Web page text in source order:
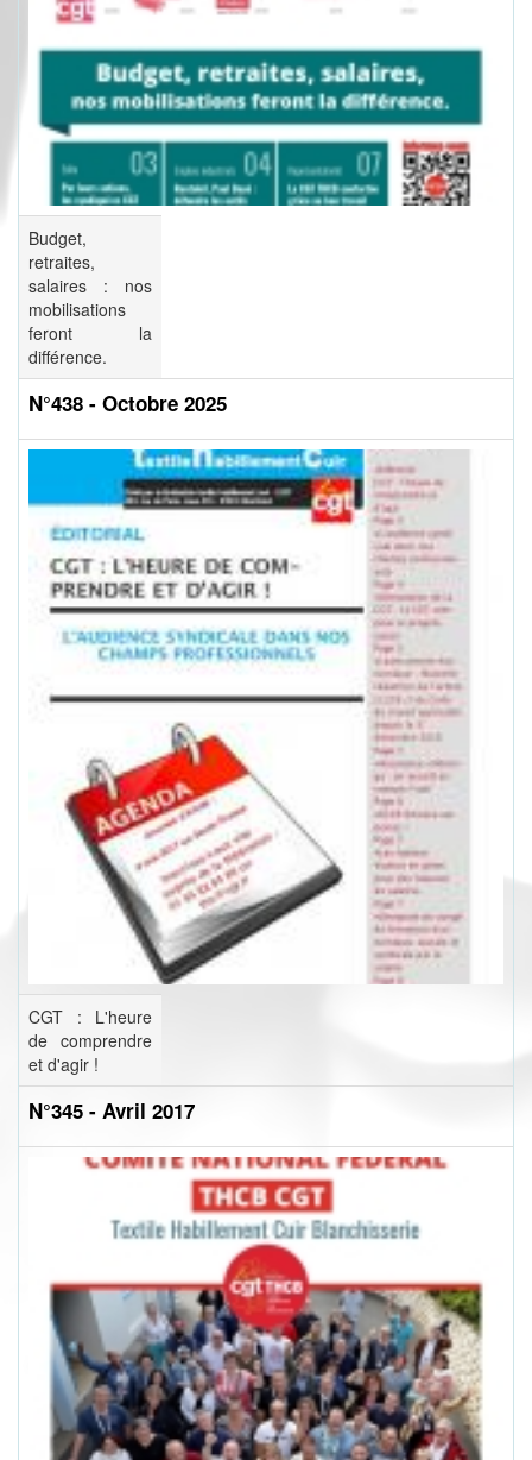
Budget,
retraites,
salaires : nos
mobilisations
feront la
différence.
N°438 - Octobre 2025
CGT : L'heure
de comprendre
et d'agir !
N°345 - Avril 2017